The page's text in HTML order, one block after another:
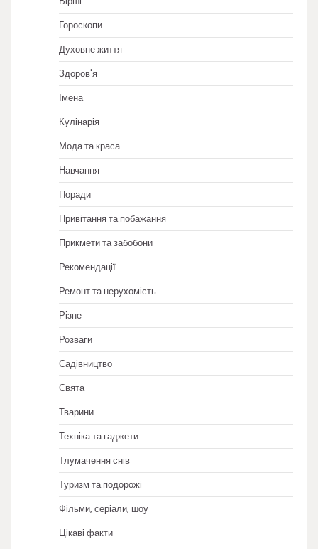
Гороскопи
Духовне життя
Здоров'я
Імена
Кулінарія
Мода та краса
Навчання
Поради
Привітання та побажання
Прикмети та забобони
Рекомендації
Ремонт та нерухомість
Різне
Розваги
Садівництво
Свята
Тварини
Техніка та гаджети
Тлумачення снів
Туризм та подорожі
Фільми, серіали, шоу
Цікаві факти